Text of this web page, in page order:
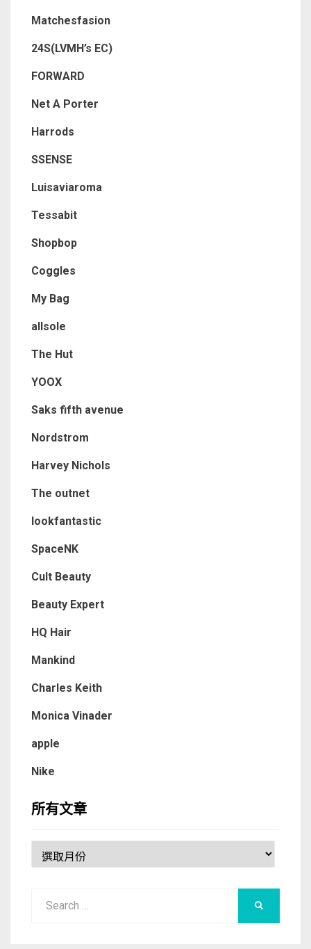
Matchesfasion
24S(LVMH’s EC)
FORWARD
Net A Porter
Harrods
SSENSE
Luisaviaroma
Tessabit
Shopbop
Coggles
My Bag
allsole
The Hut
YOOX
Saks fifth avenue
Nordstrom
Harvey Nichols
The outnet
lookfantastic
SpaceNK
Cult Beauty
Beauty Expert
HQ Hair
Mankind
Charles Keith
Monica Vinader
apple
Nike
所有文章
有